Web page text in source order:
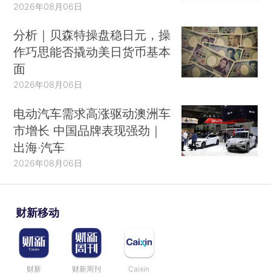
2026年08月06日
分析｜贝森特操盘稳日元，操
作巧思能否撬动美日货币基本
面
2026年08月06日
电动汽车需求高涨驱动澳洲车
市增长 中国品牌表现强劲｜
出海·汽车
2026年08月06日
财新移动
财新 财新周刊 Caixin